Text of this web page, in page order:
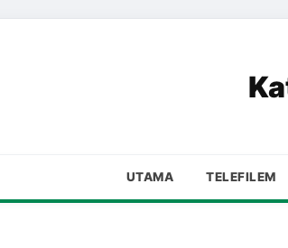
UTAMA TELEFILEM